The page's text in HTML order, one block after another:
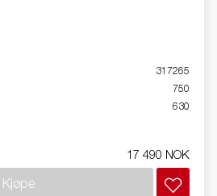
317265
750
630
17 490 NOK
Kjøpe